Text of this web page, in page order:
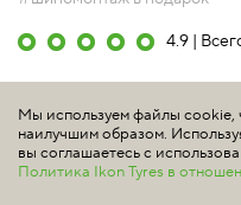
4.9 |
для внедорожников
максимальной
Мы используем файлы cookie,
наилучшим образом.
вы соглашаетесь с
Политика Ikon Tyres в